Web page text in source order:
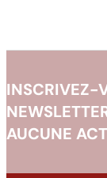
INSCRIVEZ-
AUCUNE